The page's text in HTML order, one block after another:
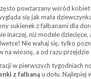
powtarzany wśród kobiet
się jak mała
sukienek z falbanami dla
inaczej, niż modele dziecięce,
Nie wahaj się, tylko
na wiosnę, a od razu przejdzie
w pierwszych tygodniach
z falbaną u dołu. Najlepiej